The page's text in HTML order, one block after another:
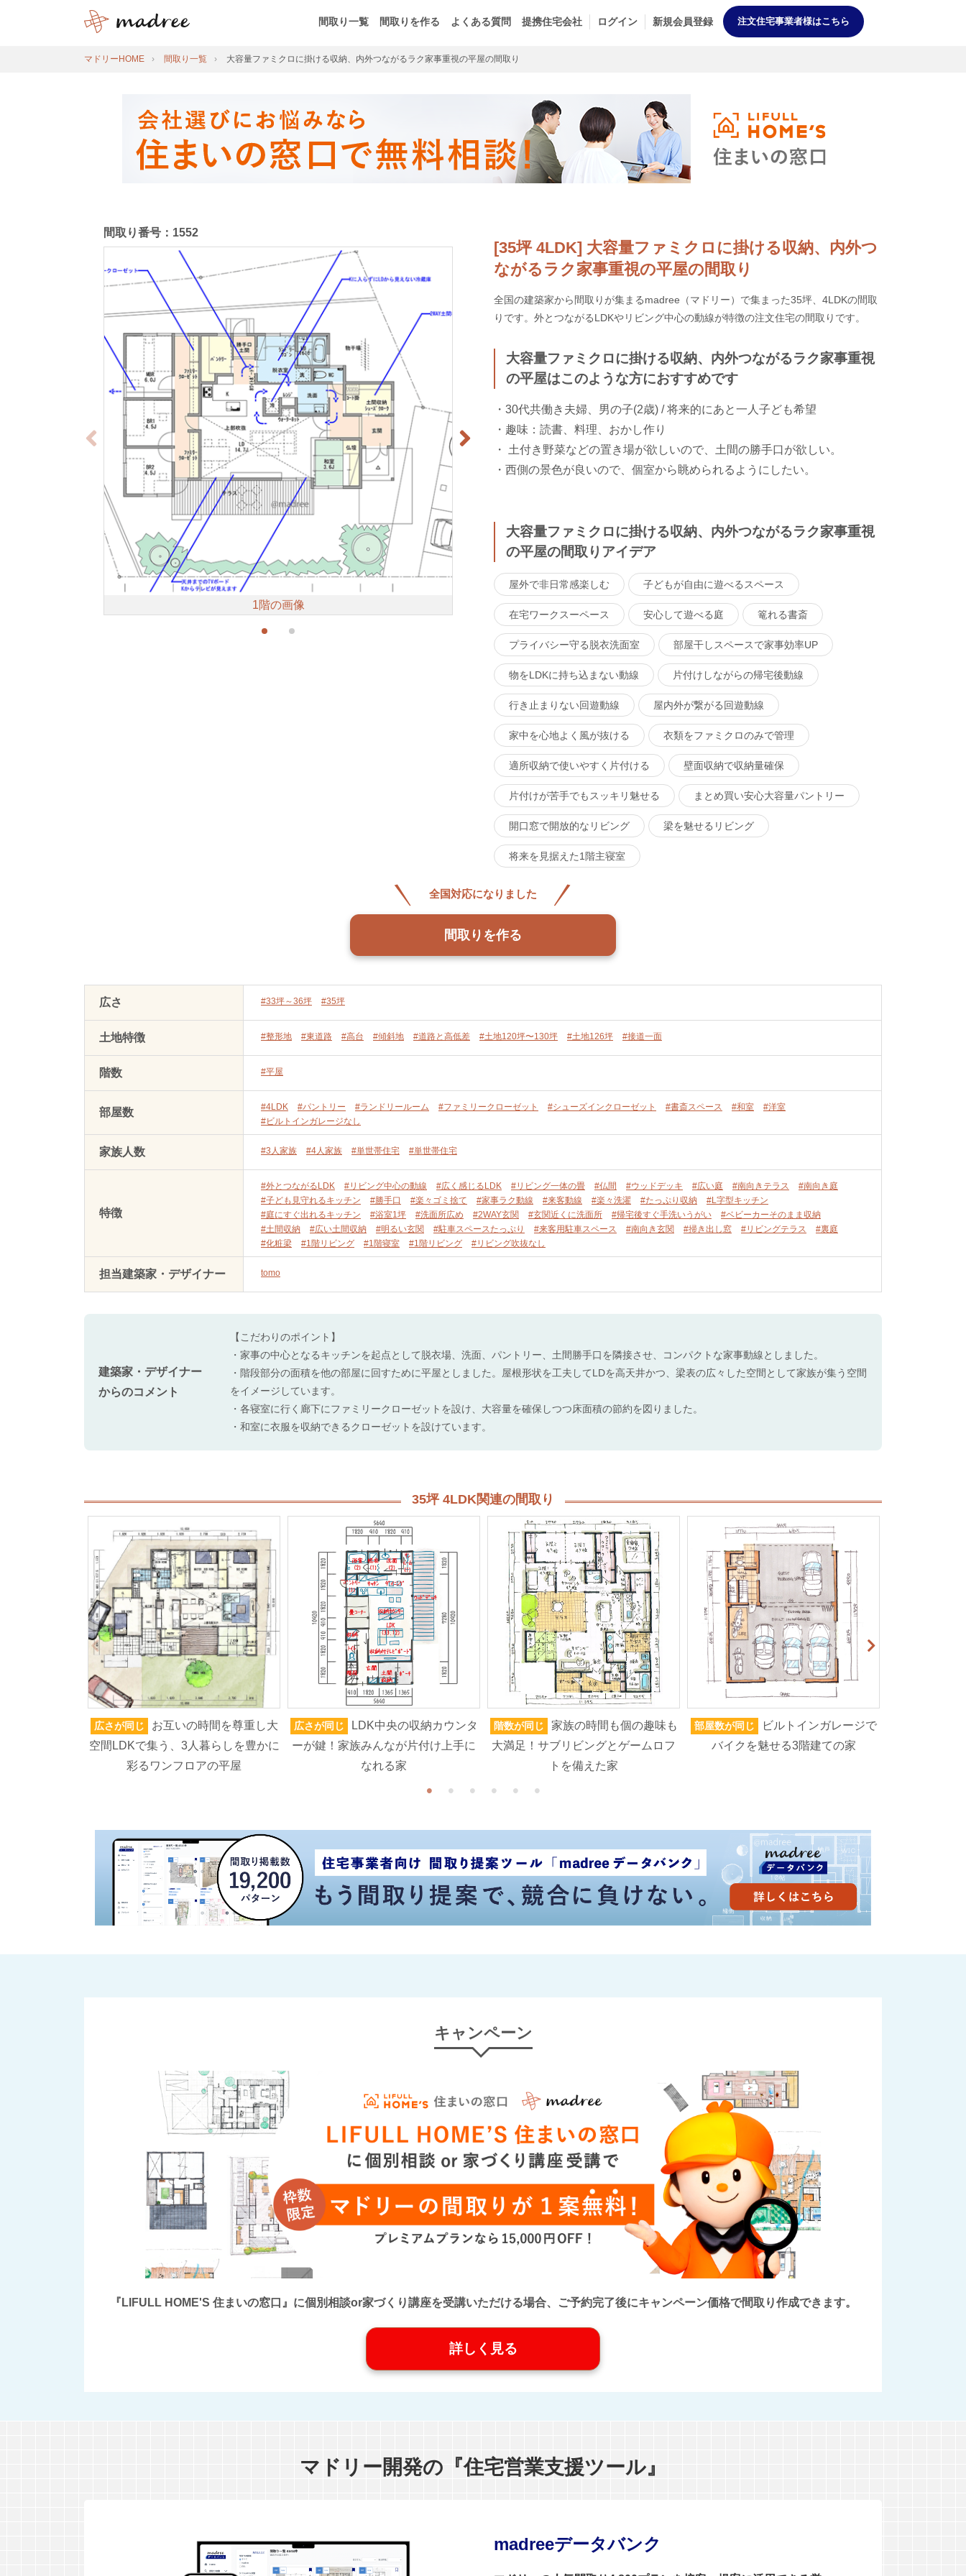
間取り一覧 間取りを作る よくある質問 提携住宅会社 ログイン 新規会員登録 注文住宅事業者様はこちら
マドリーHOME 間取り一覧 大容量ファミクロに掛ける収納、内外つながるラク家事重視の平屋の間取り
[35坪 4LDK] 大容量ファミクロに掛ける収納、内外つ
ながるラク家事重視の平屋の間取り
全国の建築家から間取りが集まるmadree（マドリー）で集まった35坪、4LDKの間取
りです。外とつながるLDKやリビング中心の動線が特徴の注文住宅の間取りです。
大容量ファミクロに掛ける収納、内外つながるラク家事重視
の平屋はこのような方におすすめです
・30代共働き夫婦、男の子(2歳) / 将来的にあと一人子ども希望
・趣味：読書、料理、おかし作り
・ 土付き野菜などの置き場が欲しいので、土間の勝手口が欲しい。
・西側の景色が良いので、個室から眺められるようにしたい。
大容量ファミクロに掛ける収納、内外つながるラク家事重視
の平屋の間取りアイデア
屋外で非日常感楽しむ 子どもが自由に遊べるスペース
在宅ワークスーペース 安心して遊べる庭 篭れる書斎
プライバシー守る脱衣洗面室 部屋干しスペースで家事効率UP
物をLDKに持ち込まない動線 片付けしながらの帰宅後動線
行き止まりない回遊動線 屋内外が繋がる回遊動線
家中を心地よく風が抜ける 衣類をファミクロのみで管理
適所収納で使いやすく片付ける 壁面収納で収納量確保
片付けが苦手でもスッキリ魅せる まとめ買い安心大容量パントリー
開口窓で開放的なリビング 梁を魅せるリビング
将来を見据えた1階主寝室
間取り番号：1552
1階の画像
全国対応になりました
間取りを作る
広さ #33坪～36坪 #35坪
土地特徴 #整形地 #東道路 #高台 #傾斜地 #道路と高低差 #土地120坪〜130坪 #土地126坪 #接道一面
階数 #平屋
部屋数 #4LDK #パントリー #ランドリールーム #ファミリークローゼット #シューズインクローゼット #書斎スペース #和室
#洋室
#ビルトインガレージなし
家族人数 #3人家族 #4人家族 #単世帯住宅 #単世帯住宅
特徴
#外とつながるLDK #リビング中心の動線 #広く感じるLDK #リビング一体の畳 #仏間 #ウッドデッキ #広い庭 #南向きテラス
#南向き庭
#子ども見守れるキッチン
#勝手口 #楽々ゴミ捨て #家事ラク動線 #来客動線 #楽々洗濯 #たっぷり収納
#L字型キッチン
#庭にすぐ出れるキッチン
#浴室1坪 #洗面所広め #2WAY玄関 #玄関近くに洗面所 #帰宅後すぐ手洗いうがい
#ベビーカーそのまま収納
#土間収納
#広い土間収納 #明るい玄関 #駐車スペースたっぷり #来客用駐車スペース #南向き玄関 #掃き出し窓 #リビングテラス
#裏庭
#化粧梁
#1階リビング #1階寝室 #1階リビング #リビング吹抜なし
担当建築家・デザイナー tomo
建築家・デザイナー
からのコメント
【こだわりのポイント】
・家事の中心となるキッチンを起点として脱衣場、洗面、パントリー、土間勝手口を隣接させ、コンパクトな家事動線としました。
・階段部分の面積を他の部屋に回すために平屋としました。屋根形状を工夫してLDを高天井かつ、梁表の広々した空間として家族が集う空間
をイメージしています。
・各寝室に行く廊下にファミリークローゼットを設け、大容量を確保しつつ床面積の節約を図りました。
・和室に衣服を収納できるクローゼットを設けています。
35坪 4LDK関連の間取り
広さが同じ
お互いの時間を尊重し大
空間LDKで集う、3人暮らしを豊かに
彩るワンフロアの平屋
広さが同じ
LDK中央の収納カウンタ
ーが鍵！家族みんなが片付け上手に
なれる家
階数が同じ
家族の時間も個の趣味も
大満足！サブリビングとゲームロフ
トを備えた家
部屋数が同じ
ビルトインガレージで
バイクを魅せる3階建ての家
キャンペーン
『LIFULL HOME'S 住まいの窓口』に個別相談or家づくり講座を受講いただける場合、ご予約完了後にキャンペーン価格で間取り作成できます。
詳しく見る
マドリー開発の『住宅営業支援ツール』
madreeデータバンク